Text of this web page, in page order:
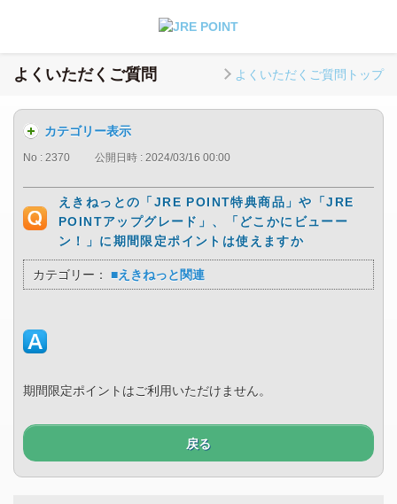
よくいただくご質問 よくいただくご質問トップ
カテゴリー表示
No : 2370 公開日時 : 2024/03/16 00:00
えきねっとの「JRE POINT特典商品」や「JRE
POINTアップグレード」、「どこかにビューー
ン！」に期間限定ポイントは使えますか
カテゴリー： ■えきねっと関連
期間限定ポイントはご利用いただけません。
戻る